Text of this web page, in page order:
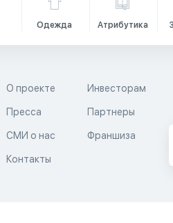
Одежда Атрибутика
О проекте
Пресса
СМИ о нас
Контакты
Инвесторам
Партнеры
Франшиза